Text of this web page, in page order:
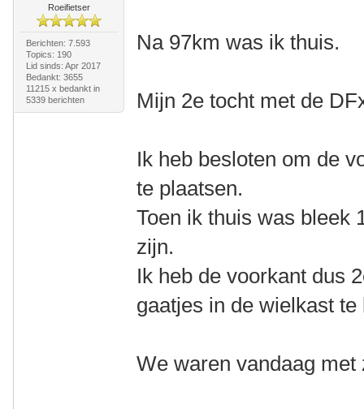
Roeifietser
Berichten: 7.593
Topics: 190
Lid sinds: Apr 2017
Bedankt: 3655
11215 x bedankt in
5339 berichten
Na 97km was ik thuis.
Mijn 2e tocht met de
Ik heb besloten om de
te plaatsen.
Toen ik thuis was bleek
zijn.
Ik heb de voorkant dus
gaatjes in de wielkast te
We waren vandaag met